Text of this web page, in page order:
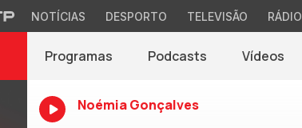
NOTÍCIAS DESPORTO TELEVISÃO RÁDIO
Programas Podcasts Vídeos
Noémia Gonçalves